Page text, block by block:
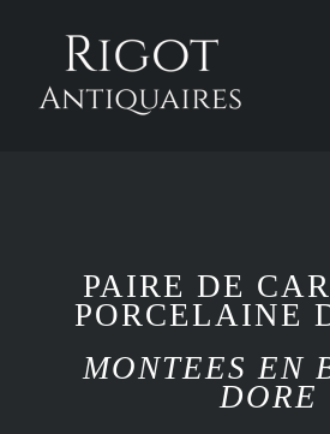
contenu
PAIRE DE
PORCELAINE
MONTEES EN
DORE